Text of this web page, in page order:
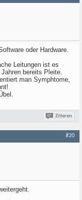
oder Hardware.
Leitungen ist es
bereits Pleite.
man Symphtome,
Zitieren
#20